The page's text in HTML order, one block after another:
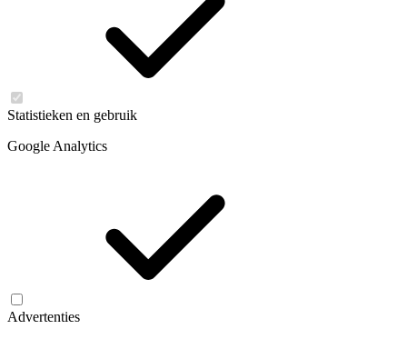
Statistieken en gebruik
Google Analytics
Advertenties